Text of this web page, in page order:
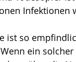
Infektionen
ist so
ein